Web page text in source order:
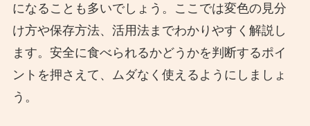
になることも多いでしょう。ここでは変色の見分
け方や保存方法、活用法までわかりやすく解説し
ます。安全に食べられるかどうかを判断するポイ
ントを押さえて、ムダなく使えるようにしましょ
う。